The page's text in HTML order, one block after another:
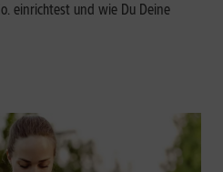
einrichtest und wie Du Deine